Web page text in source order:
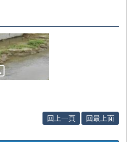
回上一頁 回最上面